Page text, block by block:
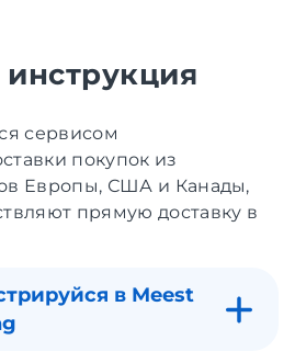
сервисом
покупок из
Европы, США и Канады,
прямую доставку в
в Meest